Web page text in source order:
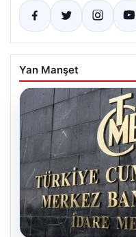
Yan Manşet